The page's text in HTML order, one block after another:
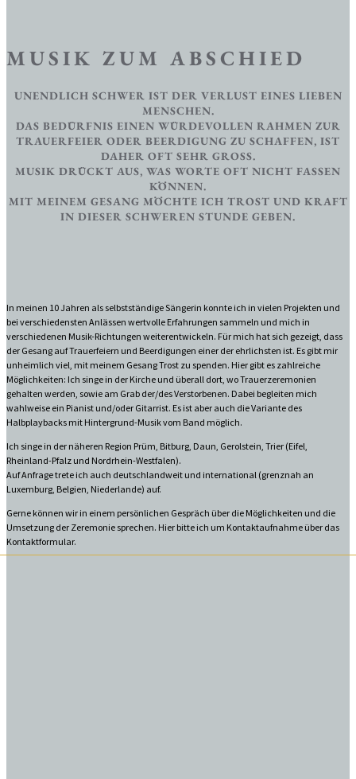
MUSIK ZUM ABSCHIED
UNENDLICH SCHWER IST DER VERLUST EINES LIEBEN
MENSCHEN.
DAS BEDÜRFNIS EINEN WÜRDEVOLLEN RAHMEN ZUR
TRAUERFEIER ODER BEERDIGUNG ZU SCHAFFEN, IST
DAHER OFT SEHR GROSS.
MUSIK DRÜCKT AUS, WAS WORTE OFT NICHT FASSEN
KÖNNEN.
MIT MEINEM GESANG MÖCHTE ICH TROST UND KRAFT
IN DIESER SCHWEREN STUNDE GEBEN.
In meinen 10 Jahren als selbstständige Sängerin konnte ich in vielen Projekten und
bei verschiedensten Anlässen wertvolle Erfahrungen sammeln und mich in
verschiedenen Musik-Richtungen weiterentwickeln. Für mich hat sich gezeigt, dass
der Gesang auf Trauerfeiern und Beerdigungen einer der ehrlichsten ist. Es gibt mir
unheimlich viel, mit meinem Gesang Trost zu spenden. Hier gibt es zahlreiche
Möglichkeiten: Ich singe in der Kirche und überall dort, wo Trauerzeremonien
gehalten werden, sowie am Grab der/des Verstorbenen. Dabei begleiten mich
wahlweise ein Pianist und/oder Gitarrist. Es ist aber auch die Variante des
Halbplaybacks mit Hintergrund-Musik vom Band möglich.
Ich singe in der näheren Region Prüm, Bitburg, Daun, Gerolstein, Trier (Eifel,
Rheinland-Pfalz und Nordrhein-Westfalen).
Auf Anfrage trete ich auch deutschlandweit und international (grenznah an
Luxemburg, Belgien, Niederlande) auf.
Gerne können wir in einem persönlichen Gespräch über die Möglichkeiten und die
Umsetzung der Zeremonie sprechen. Hier bitte ich um Kontaktaufnahme über das
Kontaktformular.